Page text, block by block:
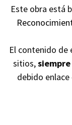
Este obra está
El contenido de
sitios,
debido